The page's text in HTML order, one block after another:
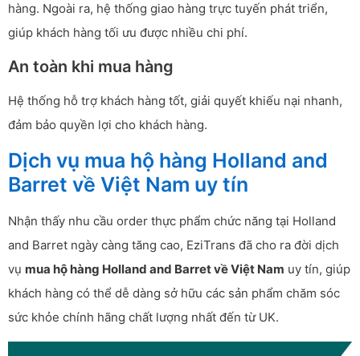
hàng. Ngoài ra, hệ thống giao hàng trực tuyến phát triển,
giúp khách hàng tối ưu được nhiều chi phí.
An toàn khi mua hàng
Hệ thống hỗ trợ khách hàng tốt, giải quyết khiếu nại nhanh,
đảm bảo quyền lợi cho khách hàng.
Dịch vụ mua hộ hàng Holland and
Barret về Việt Nam uy tín
Nhận thấy nhu cầu order thực phẩm chức năng tại Holland
and Barret ngày càng tăng cao, EziTrans đã cho ra đời dịch
vụ mua hộ hàng Holland and Barret về Việt Nam uy tín, giúp
khách hàng có thể dễ dàng sở hữu các sản phẩm chăm sóc
sức khỏe chính hãng chất lượng nhất đến từ UK.